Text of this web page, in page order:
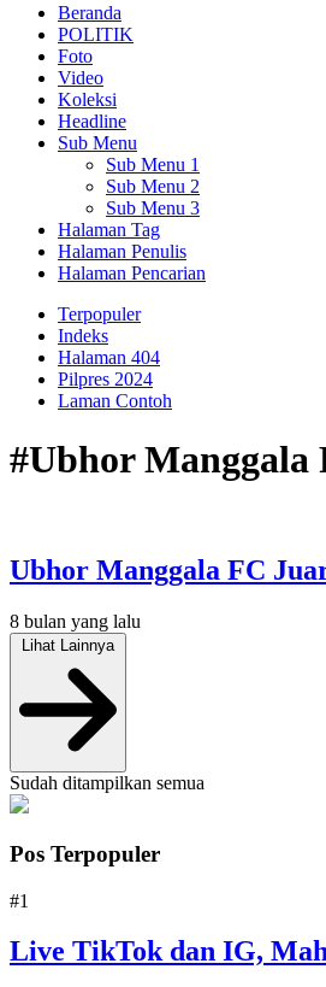
Beranda
POLITIK
Foto
Video
Koleksi
Headline
Sub Menu
Sub Menu 1
Sub Menu 2
Sub Menu 3
Halaman Tag
Halaman Penulis
Halaman Pencarian
Terpopuler
Indeks
Halaman 404
Pilpres 2024
Laman Contoh
#Ubhor Manggala
Ubhor Manggala FC
8 bulan yang lalu
Sudah ditampilkan semua
Pos Terpopuler
#1
Live TikTok dan IG,